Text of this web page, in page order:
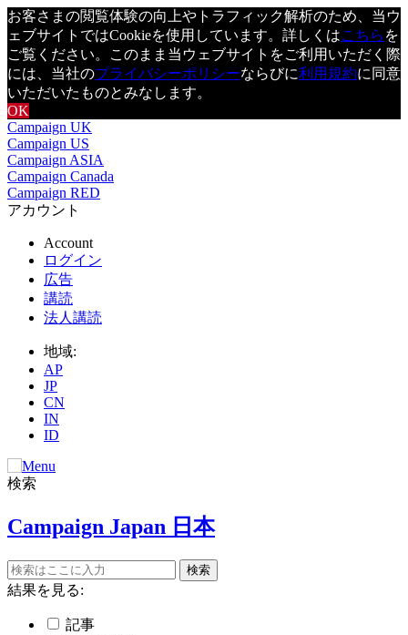
お客さまの閲覧体験の向上やトラフィック解析のため、当ウ
ェブサイトではCookieを使用しています。詳しくはこちら を
ご覧ください。このまま当ウェブサイトをご利用いただく際
には、当社のプライバシーポリシーならびに利用規約に同意
いただいたものとみなします。
OK
Campaign UK
Campaign US
Campaign ASIA
Campaign Canada
Campaign RED
アカウント
Account
ログイン
広告
講読
法人講読
地域:
AP
JP
CN
IN
ID
検索
Campaign Japan 日本
結果を見る:
記事